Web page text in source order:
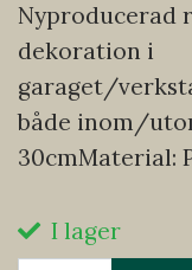
Nyproducerad
dekoration i
garaget/
både inom/
30cmMaterial:
I lager